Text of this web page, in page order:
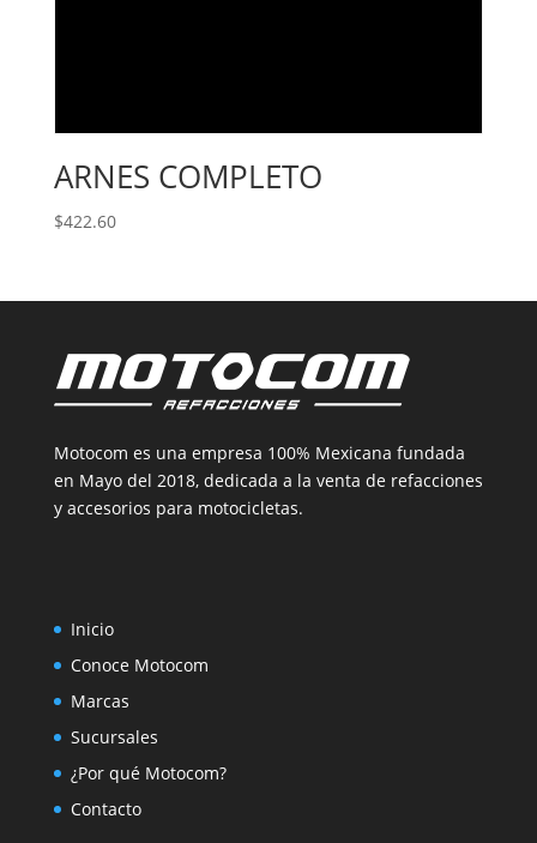
ARNES COMPLETO
$422.60
Motocom es una empresa 100% Mexicana fundada
en Mayo del 2018, dedicada a la venta de refacciones
y accesorios para motocicletas.
Inicio
Conoce Motocom
Marcas
Sucursales
¿Por qué Motocom?
Contacto